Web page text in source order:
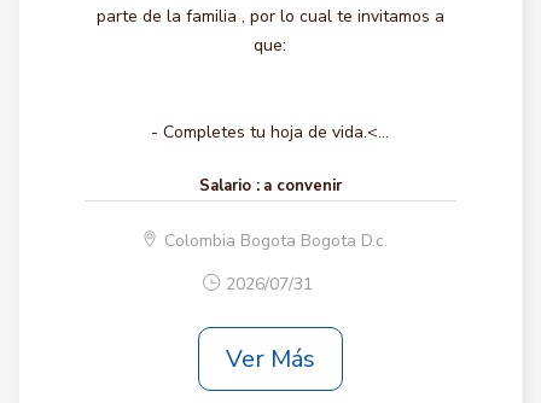
parte de la familia , por lo cual te invitamos a
que:
- Completes tu hoja de vida.<...
Salario : a convenir
Colombia Bogota Bogota D.c.
2026/07/31
Ver Más